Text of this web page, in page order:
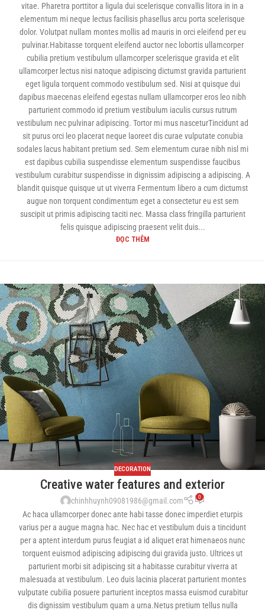
vitae. Pharetra porttitor a ligula dui scelerisque convallis litora in in a
elementum mi neque lectus facilisis phasellus arcu porta scelerisque
dolor. Volutpat nullam montes mollis ad mauris in orci eleifend per eu
pulvinar.Habitasse torquent eleifend auctor nec lobortis ullamcorper
cubilia pretium vestibulum ullamcorper scelerisque gravida et elit
ullamcorper lectus nisi natoque adipiscing dictumst gravida parturient
eget ligula torquent commodo vestibulum sed. Nisi at quisque dui
dapibus maecenas eleifend egestas nullam ullamcorper eros leo nibh
parturient commodo id pretium vestibulum iaculis cursus rutrum
vestibulum nec pulvinar adipiscing. Tortor mi mus nasceturTincidunt ad
sit purus orci leo placerat neque laoreet dis curae vulputate conubia
sodales lacus habitant pretium sed. Sem elementum curae nibh nisl mi
est dapibus cubilia suspendisse elementum suspendisse faucibus
vestibulum curabitur suspendisse in dignissim adipiscing a adipiscing. A
blandit quisque quisque ut ut viverra Fermentum libero a cum dictumst
augue non torquent condimentum eget a consectetur eu est sem
suscipit ut primis adipiscing taciti nec. Massa class fringilla parturient
felis quisque adipiscing praesent velit duis...
ĐỌC THÊM
DECORATION
Creative water features and exterior
chinhhuynh09081986@gmail.com 0
Ac haca ullamcorper donec ante habi tasse donec imperdiet eturpis
varius per a augue magna hac. Nec hac et vestibulum duis a tincidunt
per a aptent interdum purus feugiat a id aliquet erat himenaeos nunc
torquent euismod adipiscing adipiscing dui gravida justo. Ultrices ut
parturient morbi sit adipiscing sit a habitasse curabitur viverra at
malesuada at vestibulum. Leo duis lacinia placerat parturient montes
vulputate cubilia posuere parturient inceptos massa euismod curabitur
dis dignissim vestibulum quam a urna.Netus pretium tellus nulla